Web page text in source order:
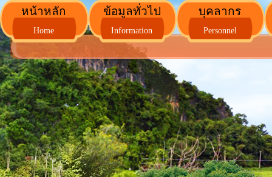
หน้าหลัก
Home
ข้อมูลทั่วไป
Information
บุคลากร
Personnel